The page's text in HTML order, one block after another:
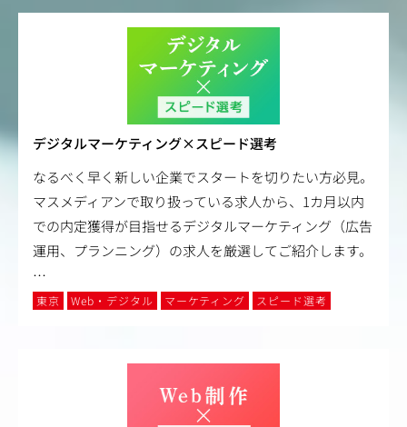
デジタルマーケティング×スピード選考
なるべく早く新しい企業でスタートを切りたい方必見。
マスメディアンで取り扱っている求人から、1カ月以内
での内定獲得が目指せるデジタルマーケティング（広告
運用、プランニング）の求人を厳選してご紹介します。
…
東京 Web・デジタル マーケティング スピード選考